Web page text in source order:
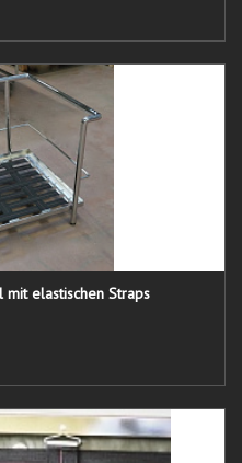
mit elastischen Straps